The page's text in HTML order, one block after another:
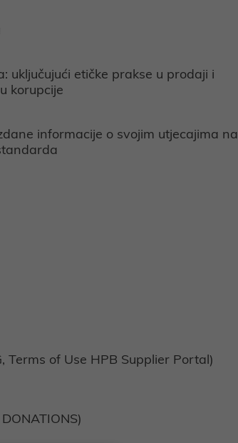
uključujući etičke prakse u prodaji i
korupcije
informacije o svojim utjecajima na
Terms of Use HPB Supplier Portal)